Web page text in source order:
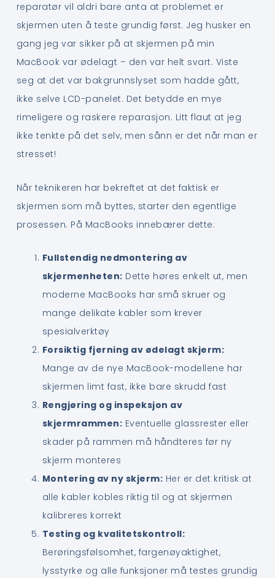
reparatør vil aldri bare anta at problemet er
skjermen uten å teste grundig først. Jeg husker en
gang jeg var sikker på at skjermen på min
MacBook var ødelagt – den var helt svart. Viste
seg at det var bakgrunnslyset som hadde gått,
ikke selve LCD-panelet. Det betydde en mye
rimeligere og raskere reparasjon. Litt flaut at jeg
ikke tenkte på det selv, men sånn er det når man er
stresset!
Når teknikeren har bekreftet at det faktisk er
skjermen som må byttes, starter den egentlige
prosessen. På MacBooks innebærer dette:
Fullstendig nedmontering av
skjermenheten: Dette høres enkelt ut, men
moderne MacBooks har små skruer og
mange delikate kabler som krever
spesialverktøy
Forsiktig fjerning av ødelagt skjerm:
Mange av de nye MacBook-modellene har
skjermen limt fast, ikke bare skrudd fast
Rengjøring og inspeksjon av
skjermrammen: Eventuelle glassrester eller
skader på rammen må håndteres før ny
skjerm monteres
Montering av ny skjerm: Her er det kritisk at
alle kabler kobles riktig til og at skjermen
kalibreres korrekt
Testing og kvalitetskontroll:
Berøringsfølsomhet, fargenøyaktighet,
lysstyrke og alle funksjoner må testes grundig